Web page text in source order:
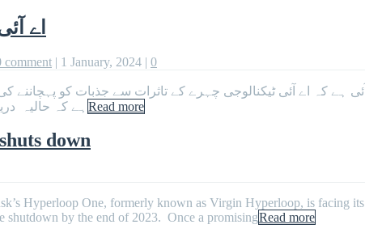
اے
comment | 1 January, 2024 | 0
ہے کہ اے آئی ٹیکنالوجی چہرے کے تاثرات سے جذبات کو
ہے کہ حالیہ Read more
down
Hyperloop One, formerly known as Virgin Hyperloop, is facing its
shutdown by the end of 2023. Once a promisingRead more